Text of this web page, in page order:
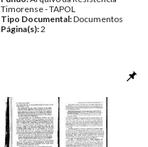
Timorense - TAPOL
Tipo Documental:Documentos
Página(s):2